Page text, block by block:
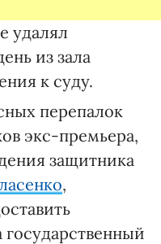
удалял
из зала
к суду.
перепалок
экс-премьера,
защитника
,
государственный